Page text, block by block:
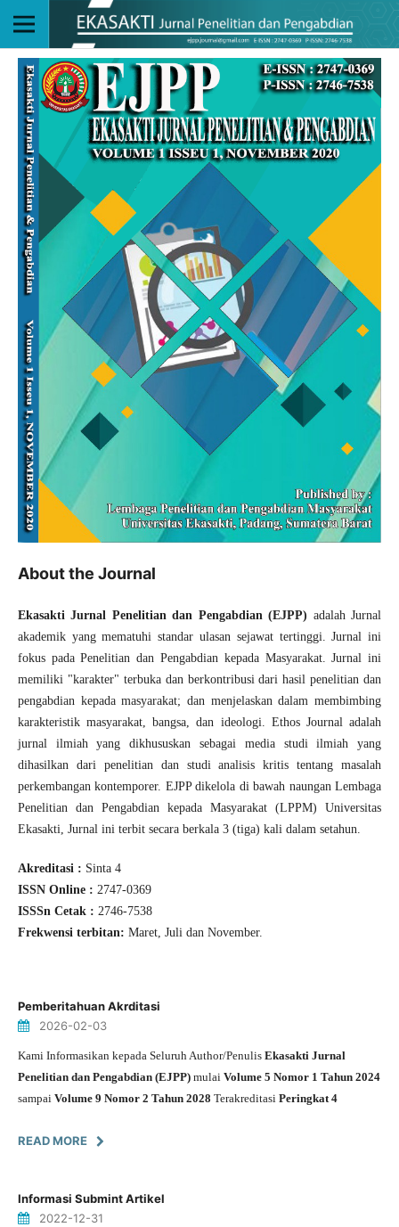
About the Journal
Ekasakti Jurnal Penelitian dan Pengabdian (EJPP) adalah Jurnal
akademik yang mematuhi standar ulasan sejawat tertinggi. Jurnal ini
fokus pada Penelitian dan Pengabdian kepada Masyarakat. Jurnal ini
memiliki "karakter" terbuka dan berkontribusi dari hasil penelitian dan
pengabdian kepada masyarakat; dan menjelaskan dalam membimbing
karakteristik masyarakat, bangsa, dan ideologi. Ethos Journal adalah
jurnal ilmiah yang dikhususkan sebagai media studi ilmiah yang
dihasilkan dari penelitian dan studi analisis kritis tentang masalah
perkembangan kontemporer. EJPP dikelola di bawah naungan Lembaga
Penelitian dan Pengabdian kepada Masyarakat (LPPM) Universitas
Ekasakti, Jurnal ini terbit secara berkala 3 (tiga) kali dalam setahun.
Akreditasi : Sinta 4
ISSN Online : 2747-0369
ISSSn Cetak : 2746-7538
Frekwensi terbitan: Maret, Juli dan November.
Pemberitahuan Akrditasi
2026-02-03
Kami Informasikan kepada Seluruh Author/Penulis Ekasakti Jurnal
Penelitian dan Pengabdian (EJPP) mulai Volume 5 Nomor 1 Tahun 2024
sampaiVolume 9 Nomor 2 Tahun 2028 Terakreditasi Peringkat 4
READ MORE
Informasi Submint Artikel
2022-12-31